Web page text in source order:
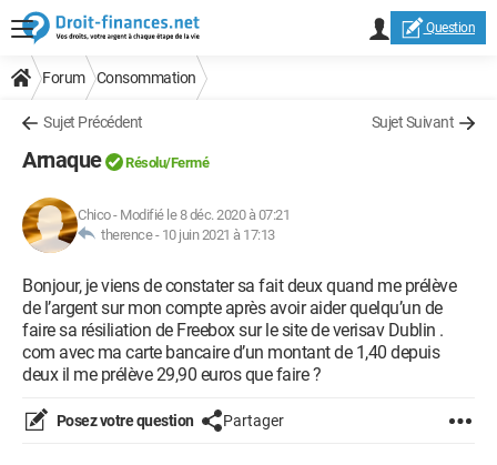
Question
Forum Consommation
Sujet Précédent Sujet Suivant
Arnaque Résolu/Fermé
Chico- Modifié le 8 déc. 2020 à 07:21
therence - 10 juin 2021 à 17:13
Bonjour, je viens de constater sa fait deux quand me prélève
de l’argent sur mon compte après avoir aider quelqu’un de
faire sa résiliation de Freebox sur le site de verisav Dublin .
com avec ma carte bancaire d’un montant de 1,40 depuis
deux il me prélève 29,90 euros que faire ?
Posez votre question Partager